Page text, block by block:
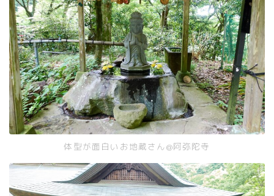
体型が面白いお地蔵さん@阿弥陀寺